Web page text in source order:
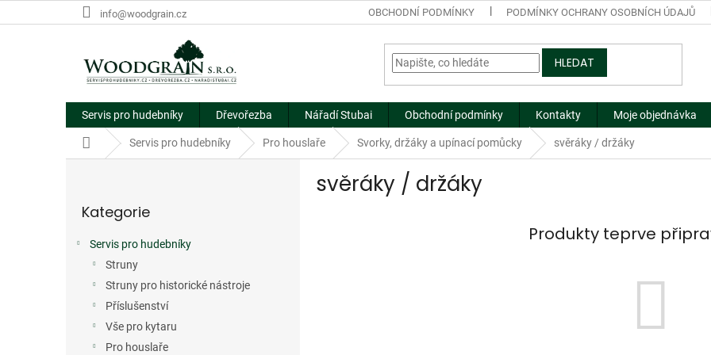
na
info@woodgrain.cz OBCHODNÍ PODMÍNKY PODMÍNKY OCHRANY OSOBNÍCH ÚDAJŮ
HLEDAT
Servis pro hudebníky Dřevořezba Nářadí Stubai Obchodní podmínky Kontakty Moje objednávka
Domů Servis pro hudebníky Pro houslaře Svorky, držáky a upínací pomůcky svěráky / držáky
kategorie
Kategorie
Servis pro hudebníky
Struny
Struny pro historické nástroje
Příslušenství
Vše pro kytaru
Pro houslaře
svěráky / držáky
Produkty teprve